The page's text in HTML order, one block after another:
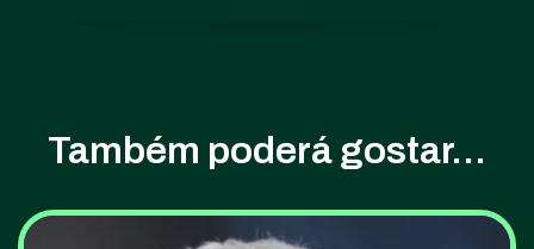
Também poderá gostar...